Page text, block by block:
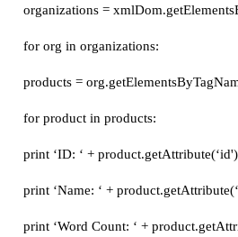
organizations =
for org in organizations:
products =
for product in products:
print ‘ID: ‘ + product.getAttribute(‘id')
print ‘Name: ‘ +
print ‘Word Count: ‘ +